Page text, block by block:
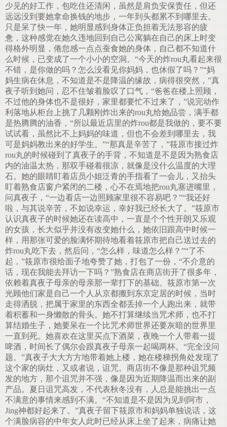
少见的好工作，包吃住还清闲，虽然是肩负安保责任，但还
远远没到要她拿命换钱的地步，一年到头都累不到哪里去。
只是呆了快一年，她明显感到身体正负担着无法形容的疲
惫，这种感觉在她久违地回到自己公寓躺在自己的床上时变
得格外明显，倦怠感一点点蚕食她的身体，自己都不知道什
么时候，已变成了一个小小的空洞。“今天的炸rou丸看起来很
不错，是你做的吗？怎么没看见你妈妈，也休假了吗？”“妈
妈生病在休息，不知道是不是降温的缘故，病得很突然，”真
夜子听到她问，忍不住皱着脸叹了口气，“爸爸在楼上照顾，
不过他的身体也不是很好，家里都要忙不过来了，”说完动作
利落地从柜台上挑了几颗刚炸出来的rou丸给她品尝，满手都
是热腾腾的油香，“所以最近店里的炸rou都是我做的，要不要
试试看，虽然比不上妈妈的味道，但也不会差到哪里去，我
可是妈妈教出来的好学生。”“那真是辛苦了，”筱原市接过炸
rou丸的时候碰到了真夜子的手背，不知道是不是因为熟食店
内的油温太热，那双手碰着很凉，就像是没什么温度的大理
石。她的眼睛盯着店员小姐泛青的手指看了一会儿，又抬头
盯着熟食店窗户紧闭的二楼，心不在焉地把rou丸塞进嘴里，
问真夜子，“一边看店一边照顾家里很不容易吧？”“我还好
啦，与其说辛苦，不如说幸运，幸好我已经长大了。”筱原市
认识真夜子的时候她还在读高中，一直是个个性开朗又乐观
的女孩，长大似乎并没有改变她什么，她依旧跟高中时候一
样，用那张可爱的脸满怀期待地看着筱原市把自己送过去的
炸rou丸吃下去，然后问，“怎么样，味道怎么样？”“了不
起，”筱原市很给面子地夸赞了她，打包了一份，“不介意的
话，现在我能去拜访一下吗？”熟食店在商店街开了很多年，
依赖着真夜子母亲的母亲那一辈打下的基础。筱原市第一次
光顾他们家是自己一个人从京都搬到东京定居的时候，当时
走得洒脱，把属于家里的东西全都丢掉一个人跑出来，就带
着积蓄和一身懒散的骨头。她不打算继续当咒术师，也不打
算结婚生子，她要呆在一个比咒术师世界还要灰暗的世界里
一直到死。她喜欢在这里买点下酒菜，夜晚一个人带着一提
啤酒，时间长了偶尔会跟真夜子母亲一起喝两杯。“完全没问
题。”真夜子大大方方地带着她上楼，她在楼梯拐角处发现了
这个家的病灶，又或者说，诅咒。商店街不像是那种诅咒频
发的地方，那个诅咒并不强，像是因为近期降温而出来的副
产品。夏日诅咒高发，不代表秋冬没有，人总是能挑出一点
不满意的事情来感到不满。“不知道是不是因为见到阿市，
Jing神都好起来了。”真夜子留下筱原市和妈妈单独说话，这
个满脸病容的中年女人此时已经从床上坐了起来，病痛让她